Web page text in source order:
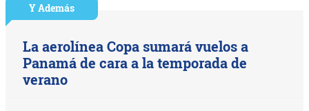
Y Además
La aerolínea Copa sumará vuelos a
Panamá de cara a la temporada de
verano